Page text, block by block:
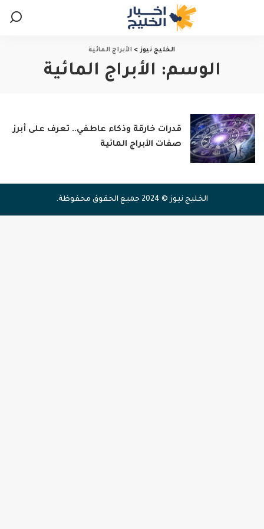
الخليج نيوز> الأبراج المائية
الوسم: الأبراج المائية
قدرات خارقة وذكاء عاطفي.. تعرف على أبرز
صفات الأبراج المائية
الخليج نيوز © 2024 جميع الحقوق محفوظة.